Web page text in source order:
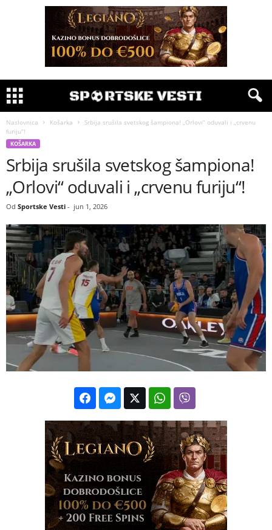
Naslovnica Košarka
Srbija srušila svetskog šampiona! „Orlovi“ oduvali i „crvenu
furiju“!
KOŠARKA
Srbija srušila svetskog šampiona!
„Orlovi“ oduvali i „crvenu furiju“!
Od Sportske Vesti - jun 1, 2026